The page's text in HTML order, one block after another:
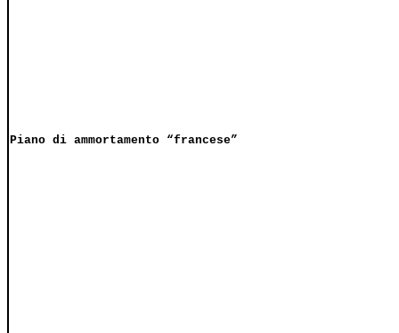
Piano di ammortamento “francese”